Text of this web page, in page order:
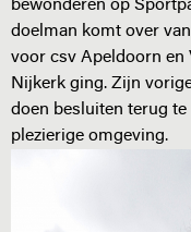
bewonderen op
doelman komt over
voor csv Apeldoorn en
Nijkerk ging. Zijn
doen besluiten terug
plezierige omgeving.